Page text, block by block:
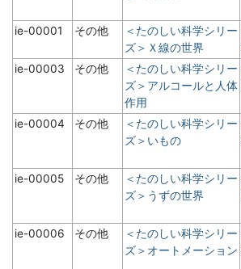
ie-00001 その他
＜たのしい科学シリー
ズ＞Ｘ線の世界
ie-00003 その他
＜たのしい科学シリー
ズ＞アルコールと人体
作用
ie-00004 その他
＜たのしい科学シリー
ズ＞いもの
ie-00005 その他
＜たのしい科学シリー
ズ＞うずの世界
ie-00006 その他
＜たのしい科学シリー
ズ＞オートメーション